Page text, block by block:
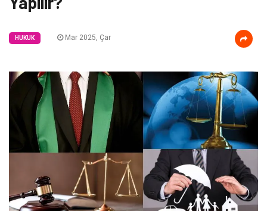
HUKUK Mar 2025, Çar